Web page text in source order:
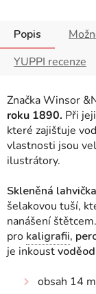
Popis
YUPPI recenze
Značka Winsor
roku 1890. Při
které zajišťuje
vlastnosti jsou
ilustrátory.
Skleněná lahvička
šelakovou tuší,
nanášení
pro kaligrafii,
je inkoust
obsah 14